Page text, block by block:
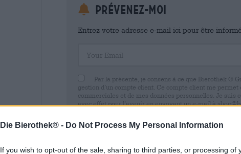
Die Bierothek® - Do Not Process My Personal Information
If you wish to opt-out of the sale, sharing to third parties, or processing of
Prévenez-moi
Entrez votre adresse e-mail ici pour être
Par la présente, je consens à ce que Bierothek ®
gestion d’un compte client. Ce compte client me
commerciales et de mes données personnelles. Je
avec effet pour l’avenir en envoyant un e-mail à
consentement n’affecte pas la légalité du traitement